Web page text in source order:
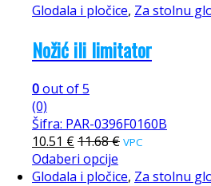
Glodala i pločice, Za stolnu
Nožić ili limitator
0out of 5
(0)
Šifra: PAR-0396F0160B
10.51 €11.68€ VPC
Odaberi opcije
Glodala i pločice, Za stolnu